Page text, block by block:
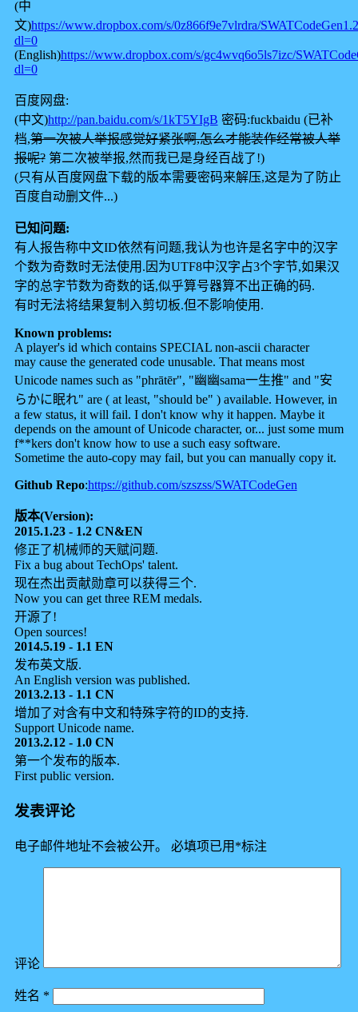
(中
文)https://www.dropbox.com/s/0z866f9e7vlrdra/
dl=0
(English)https://www.dropbox.com/s/gc4wvq6o5ls7izc/
dl=0
百度网盘:
(中文)http://pan.baidu.com/s/1kT5YIgB 密码:fuckbaidu (已补
档,第一次被人举报感觉好紧张啊,怎么才能装作经常被人举
报呢?第二次被举报,然而我已是身经百战了!)
(只有从百度网盘下载的版本需要密码来解压,这是为了防止
百度自动删文件...)
已知问题:
有人报告称中文ID依然有问题,我认为也许是名字中的汉字
个数为奇数时无法使用.因为UTF8中汉字占3个字节,如果汉
字的总字节数为奇数的话,似乎算号器算不出正确的码.
有时无法将结果复制入剪切板.但不影响使用.
Known problems:
A player's id which contains SPECIAL non-ascii character
may cause the generated code unusable. That means most
Unicode names such as "phrātēr", "幽幽sama一生推" and "安
らかに眠れ" are ( at least, "should be" ) available. However, in
a few status, it will fail. I don't know why it happen. Maybe it
depends on the amount of Unicode character, or... just some mum
f**kers don't know how to use a such easy software.
Sometime the auto-copy may fail, but you can manually copy it.
Github Repo:https://github.com/szszss/SWATCodeGen
版本(Version):
2015.1.23 - 1.2 CN&EN
修正了机械师的天赋问题.
Fix a bug about TechOps' talent.
现在杰出贡献勋章可以获得三个.
Now you can get three REM medals.
开源了!
Open sources!
2014.5.19 - 1.1 EN
发布英文版.
An English version was published.
2013.2.13 - 1.1 CN
增加了对含有中文和特殊字符的ID的支持.
Support Unicode name.
2013.2.12 - 1.0 CN
第一个发布的版本.
First public version.
发表评论
电子邮件地址不会被公开。 必填项已用 *标注
评论
姓名 *